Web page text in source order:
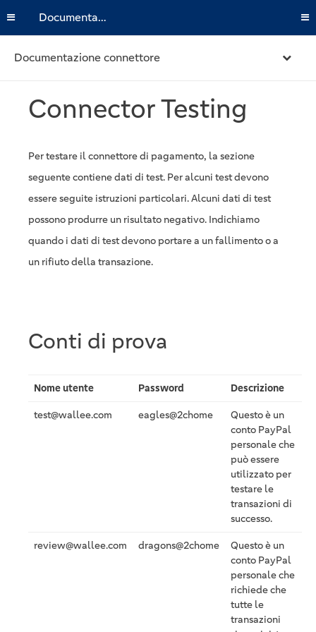
Documentazione
Documentazione connettore
Connector Testing
Per testare il connettore di pagamento, la sezione
seguente contiene dati di test. Per alcuni test devono
essere seguite istruzioni particolari. Alcuni dati di test
possono produrre un risultato negativo. Indichiamo
quando i dati di test devono portare a un fallimento o a
un rifiuto della transazione.
Conti di prova
Nome utente Password Descrizione
test@wallee.com eagles@2chome
Questo è un
conto PayPal
personale che
può essere
utilizzato per
testare le
transazioni di
successo.
review@wallee.com dragons@2chome
Questo è un
conto PayPal
personale che
richiede che
tutte le
transazioni